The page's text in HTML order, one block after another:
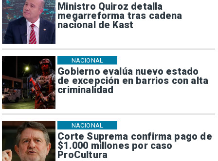
Ministro Quiroz detalla
megarreforma tras cadena
nacional de Kast
Gobierno evalúa nuevo estado
de excepción en barrios con alta
criminalidad
NACIONAL
Corte Suprema confirma pago de
$1.000 millones por caso
ProCultura
NACIONAL